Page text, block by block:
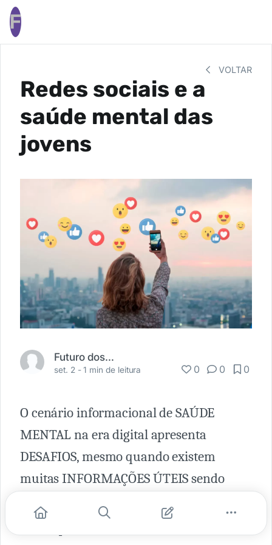
F
VOLTAR
Redes sociais e a
saúde mental das
jovens
Futuro dos Negócios
set. 2 -1 min de leitura 0 0 0
O cenário informacional de SAÚDE
MENTAL na era digital apresenta
DESAFIOS, mesmo quando existem
muitas INFORMAÇÕES ÚTEIS sendo